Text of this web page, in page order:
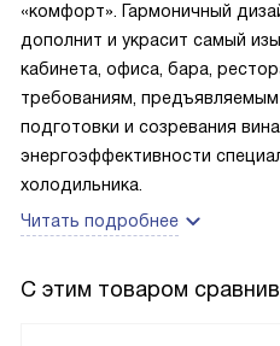
«комфорт». Гармоничный
дополнит и украсит самый
кабинета, офиса, бара,
требованиям, предъявляемым
подготовки и созревания
энергоэффективности
холодильника.
Читать подробнее
С этим товаром